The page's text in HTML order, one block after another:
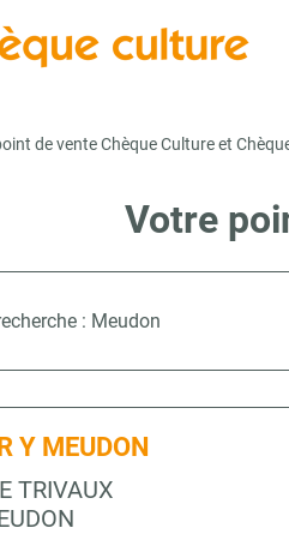
de vente Chèque Culture et
Votre
: Meudon
Y MEUDON
TRIVAUX